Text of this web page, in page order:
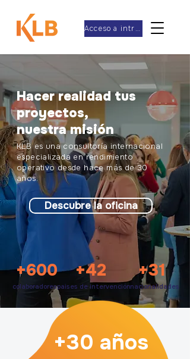
Acceso a intranet
Hacer realidad tus
proyectos,
nuestra misión
KLB es una consultoría internacional
especializada en rendimiento
operativo desde hace más de 30
años.
Descubre la oficina
+600 +42 +31
colaboradorespaises de intervenciónnacionalidades
+30 años